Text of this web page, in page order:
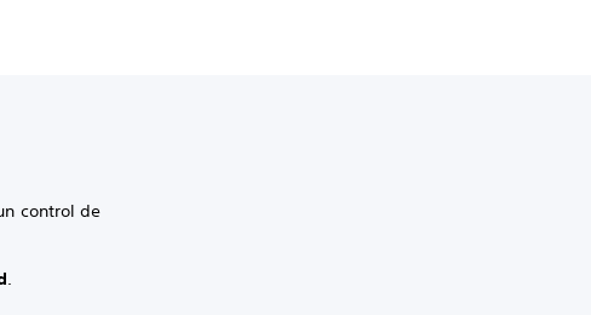
control de
.